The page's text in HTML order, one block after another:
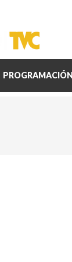
PROGRAMACIÓN